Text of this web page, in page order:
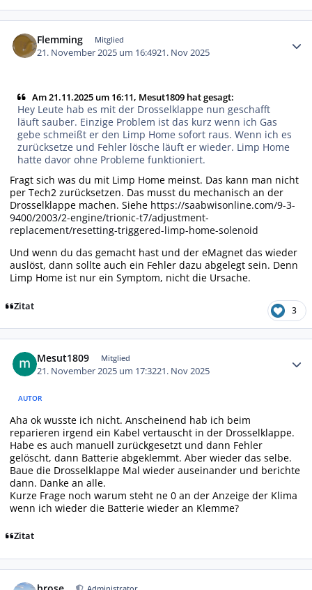
Flemming Mitglied
21. November 2025 um 16:4921. Nov 2025
Am 21.11.2025 um 16:11, Mesut1809 hat gesagt:
Hey Leute hab es mit der Drosselklappe nun geschafft
läuft sauber. Einzige Problem ist das kurz wenn ich Gas
gebe schmeißt er den Limp Home sofort raus. Wenn ich es
zurücksetze und Fehler lösche läuft er wieder. Limp Home
hatte davor ohne Probleme funktioniert.
Fragt sich was du mit Limp Home meinst. Das kann man nicht
per Tech2 zurücksetzen. Das musst du mechanisch an der
Drosselklappe machen. Siehe https://saabwisonline.com/9-3-
9400/2003/2-engine/trionic-t7/adjustment-
replacement/resetting-triggered-limp-home-solenoid
Und wenn du das gemacht hast und der eMagnet das wieder
auslöst, dann sollte auch ein Fehler dazu abgelegt sein. Denn
Limp Home ist nur ein Symptom, nicht die Ursache.
Zitat 3
Mesut1809 Mitglied
21. November 2025 um 17:3221. Nov 2025
AUTOR
Aha ok wusste ich nicht. Anscheinend hab ich beim
reparieren irgend ein Kabel vertauscht in der Drosselklappe.
Habe es auch manuell zurückgesetzt und dann Fehler
gelöscht, dann Batterie abgeklemmt. Aber wieder das selbe.
Baue die Drosselklappe Mal wieder auseinander und berichte
dann. Danke an alle.
Kurze Frage noch warum steht ne 0 an der Anzeige der Klima
wenn ich wieder die Batterie wieder an Klemme?
Zitat